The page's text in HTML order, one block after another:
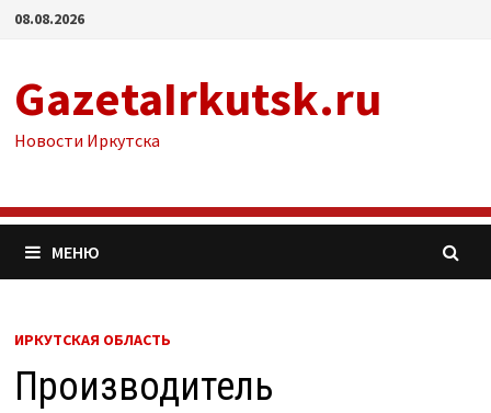
Перейти
08.08.2026
GazetaIrkutsk.ru
Новости Иркутска
МЕНЮ
ИРКУТСКАЯ ОБЛАСТЬ
Производитель